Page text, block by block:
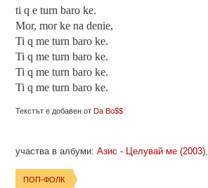
ti q e turn baro ke.
Mor, mor ke na denie,
Ti q me turn baro ke.
Ti q me turn baro ke.
Ti q me turn baro ke.
Ti q me turn baro ke.
Текстът е добавен от Da Bo$$
участва в албуми:Азис - Целувай ме (2003),
ПОП-ФОЛК